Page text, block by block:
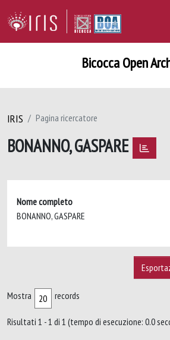
Bicocca Open
IRIS Pagina ricercatore
BONANNO, GASPARE
Nome completo
BONANNO, GASPARE
Mostra records
Risultati 1 - 1 di 1 (tempo di esecuzione: 0.0